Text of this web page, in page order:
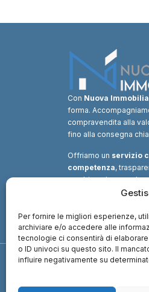
Per fornire le migliori esperienze,
archiviare e/o accedere alle
tecnologie ci consentirà di
o ID univoci su questo sito. Il
influire negativamente su
Con Nuova
forma.
compravendita alla
fino alla consegna
Offriamo un servizio
competenza,
combinando
tecnico e soluzioni
valore.